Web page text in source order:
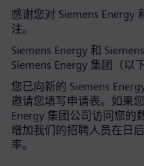
感谢您对 Siemens Energy
注。
Siemens Energy 和
Siemens Energy 集团（以
您已向新的 Siemens
邀请您填写申请表。如果
Energy 集团公司访问您的
增加我们的招聘人员在日
率。